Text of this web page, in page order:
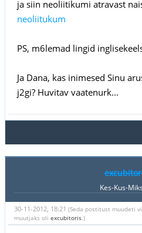
ja siin neoliitikumi atravast
neoliitukum
PS, m6lemad lingid
Ja Dana, kas inimesed Sinu
j2gi? Huvitav vaatenurk...
Kes-Kus-
30-11-2012, 18:21 (Seda postitust muudeti
muutjaks oli excubitoris.)